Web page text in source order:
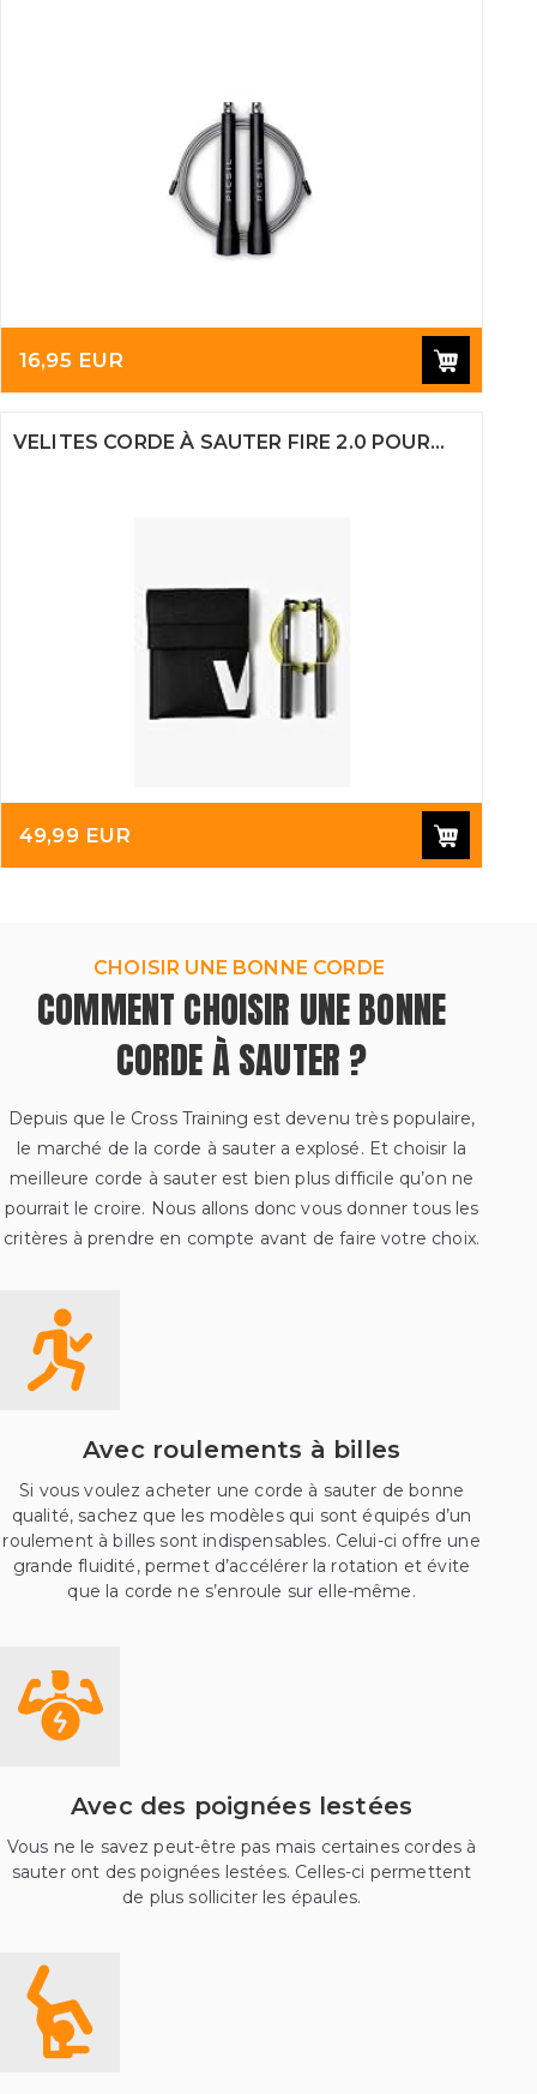
16,95 EUR
VELITES CORDE À SAUTER FIRE 2.0 POUR...
49,99 EUR
CHOISIR UNE BONNE CORDE
COMMENT CHOISIR UNE BONNE
CORDE À SAUTER ?
Depuis que le Cross Training est devenu très populaire,
le marché de la corde à sauter a explosé. Et choisir la
meilleure corde à sauter est bien plus difficile qu’on ne
pourrait le croire. Nous allons donc vous donner tous les
critères à prendre en compte avant de faire votre choix.
Avec roulements à billes
Si vous voulez acheter une corde à sauter de bonne
qualité, sachez que les modèles qui sont équipés d’un
roulement à billes sont indispensables. Celui-ci offre une
grande fluidité, permet d’accélérer la rotation et évite
que la corde ne s’enroule sur elle-même.
Avec des poignées lestées
Vous ne le savez peut-être pas mais certaines cordes à
sauter ont des poignées lestées. Celles-ci permettent
de plus solliciter les épaules.